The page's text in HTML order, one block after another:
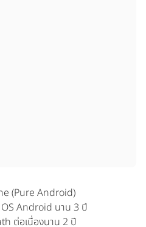
(Pure Android)
OS Android นาน 3 ปี
ต่อเนื่องนาน 2 ปี